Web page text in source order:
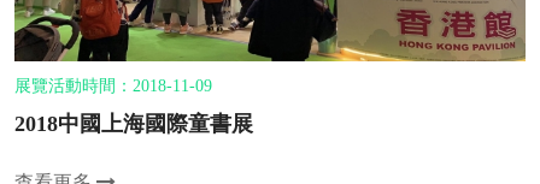
展覽活動時間：2018-11-09
2018中國上海國際童書展